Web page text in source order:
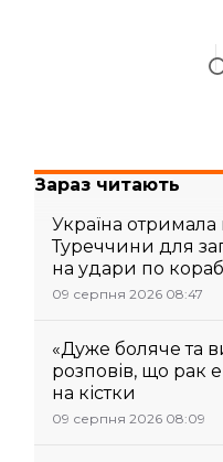
Зараз читають
Україна
Туреччини для
на удари по
09 серпня 2026 08:47
«Дуже боляче та
розповів, що рак
на кістки
09 серпня 2026 08:09